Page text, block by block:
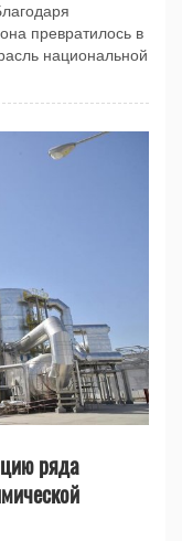
превратилось в
национальной
ряда